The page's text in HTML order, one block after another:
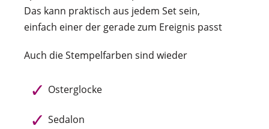
Das kann praktisch aus jedem Set sein,
einfach einer der gerade zum Ereignis passt
Auch die Stempelfarben sind wieder
Osterglocke
Sedalon